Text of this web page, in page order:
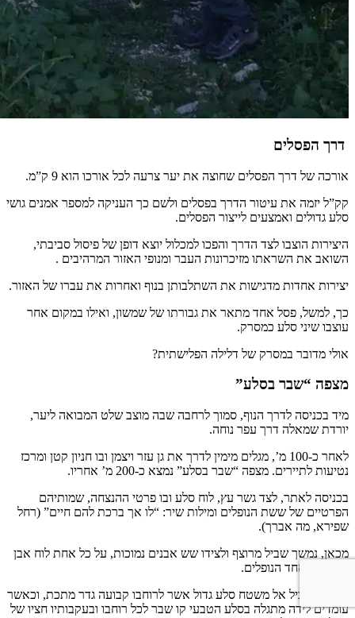
דרך הפסלים
אורכה של דרך הפסלים שחוצה את יער צרעה לכל אורכו הוא 9 ק”מ.
קק”ל יזמה את עיטור הדרך בפסלים ולשם כך העניקה למספר אמנים גושי
סלע גדולים ואמצעים לייצור הפסלים.
היצירות הוצבו לצד הדרך והפכו למכלול יוצא דופן של פיסול סביבתי,
השואב את השראתו מזיכרונות העבר ומנופי האזור המרהיבים .
יצירות אחדות מדגישות את השתלבותן בנוף ואחרות את עברו של האזור.
כך, למשל, פסל אחד מתאר את גבורתו של שמשון, ואילו במקום אחר
עוצבו שיני סלע כמסרק.
אולי מדובר במסרק של דלילה הפלישתית?
מצפה “שבר בסלע”
מיד בכניסה לדרך הנוף, סמוך לרחבה שבה מוצב שלט המבואה ליער,
יורדת שמאלה דרך עפר נוחה.
לאחר כ-100 מ’, מגלים מימין לדרך את גן עזר ויצמן ובו חניון קטן ומרכז
נטיעות לתיירים. מצפה “שבר בסלע” נמצא כ-200 מ’ אחריו.
בכניסה לאתר, לצד גשר עץ, לוח סלע ובו פרטי ההנצחה, שמותיהם
הפרטיים של ששת הנופלים ומילות שיר: “לו אך ברכת להם חיים” (רחל
שפירא, מה אברך).
מכאן, נמשך שביל מרוצף ולצידו שש אבנים נמוכות, על כל אחת לוח אבן
ובו פרטי אחד הנופלים.
השביל מוביל אל משטח סלע גדול אשר לרוחבו קבועה גדר מתכת, וכאשר
עומדים לידה מתגלה בסלע הטבעי קו שבר לכל רוחבו ובעקבותיו חציו של